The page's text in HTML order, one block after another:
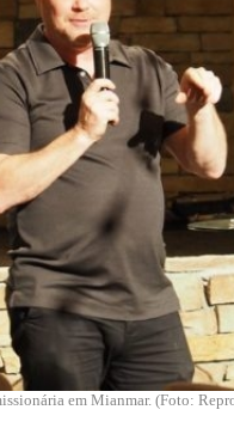
em Mianmar. (Foto: